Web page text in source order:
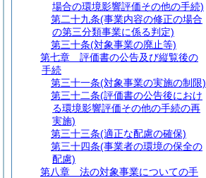
場合の環境影響評価その他の手続)
第二十九条(事業内容の修正の場合
の第三分類事業に係る判定)
第三十条(対象事業の廃止等)
第七章
評価書の公告及び縦覧後の
手続
第三十一条(対象事業の実施の制限)
第三十二条(評価書の公告後におけ
る環境影響評価その他の手続の再
実施)
第三十三条(適正な配慮の確保)
第三十四条(事業者の環境の保全の
配慮)
第八章
法の対象事業についての手